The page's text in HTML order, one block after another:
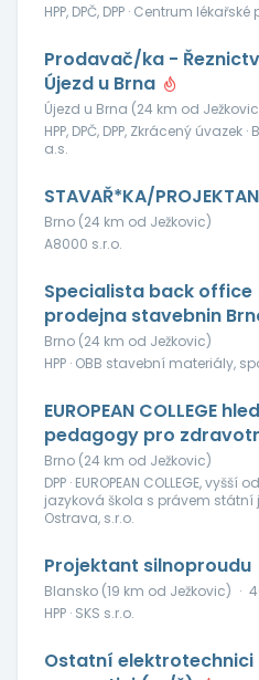
HPP, DPČ, DPP · Centrum
Prodavač/ka -
Újezd u Brna
Újezd u Brna (24 km od
HPP, DPČ, DPP, Zkrácený úvazek
a.s.
STAVAŘ*KA/
Brno (24 km od Ježkovic)
A8000 s.r.o.
Specialista back
prodejna stavebnin
Brno (24 km od Ježkovic)
HPP · OBB stavební materiály,
EUROPEAN COLLEGE
pedagogy pro
Brno (24 km od Ježkovic)
DPP · EUROPEAN COLLEGE,
jazyková škola s právem státní
Ostrava, s.r.o.
Projektant silnoproudu
Blansko (19 km od Ježkovic) ·
HPP · SKS s.r.o.
Ostatní elektrotechnici